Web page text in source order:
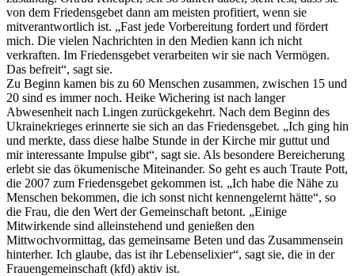
von dem Friedensgebet dann am meisten profitiert, wenn sie
mitverantwortlich ist. „Fast jede Vorbereitung fordert und fördert
mich. Die vielen Nachrichten in den Medien kann ich nicht
verkraften. Im Friedensgebet verarbeiten wir sie nach Vermögen.
Das befreit“, sagt sie.
Zu Beginn kamen bis zu 60 Menschen zusammen, zwischen 15 und
20 sind es immer noch. Heike Wichering ist nach langer
Abwesenheit nach Lingen zurückgekehrt. Nach dem Beginn des
Ukrainekrieges erinnerte sie sich an das Friedensgebet. „Ich ging hin
und merkte, dass diese halbe Stunde in der Kirche mir guttut und
mir interessante Impulse gibt“, sagt sie. Als besondere Bereicherung
erlebt sie das ökumenische Miteinander. So geht es auch Traute Pott,
die 2007 zum Friedensgebet gekommen ist. „Ich habe die Nähe zu
Menschen bekommen, die ich sonst nicht kennengelernt hätte“, so
die Frau, die den Wert der Gemeinschaft betont. „Einige
Mitwirkende sind alleinstehend und genießen den
Mittwochvormittag, das gemeinsame Beten und das Zusammensein
hinterher. Ich glaube, das ist ihr Lebenselixier“, sagt sie, die in der
Frauengemeinschaft (kfd) aktiv ist.